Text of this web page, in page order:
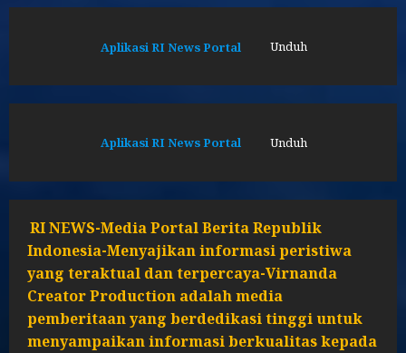
Aplikasi RI News Portal Unduh
Aplikasi RI News Portal Unduh
RI NEWS-Media Portal Berita Republik
Indonesia-Menyajikan informasi peristiwa
yang teraktual dan terpercaya-Virnanda
Creator Production adalah media
pemberitaan yang berdedikasi tinggi untuk
menyampaikan informasi berkualitas kepada